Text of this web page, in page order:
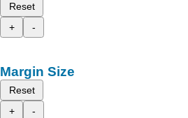
Reset
+
-
Margin Size
Reset
+
-